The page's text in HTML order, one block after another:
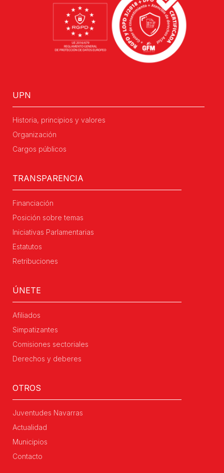
UPN
Historia, principios y valores
Organización
Cargos públicos
TRANSPARENCIA
Financiación
Posición sobre temas
Iniciativas Parlamentarias
Estatutos
Retribuciones
ÚNETE
Afiliados
Simpatizantes
Comisiones sectoriales
Derechos y deberes
OTROS
Juventudes Navarras
Actualidad
Municipios
Contacto